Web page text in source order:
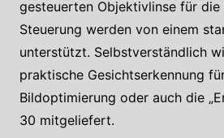
gesteuerten Objektivlinse für
Steuerung werden von einem
unterstützt. Selbstverständlich
praktische Gesichtserkennung
Bildoptimierung oder auch die
30 mitgeliefert.